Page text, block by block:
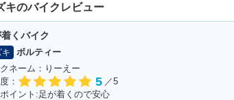
キのバイクレビュー
くバイク
キ
ボルティー
ネーム：りーえー
：
5 ／5
イント:足が着くので安心